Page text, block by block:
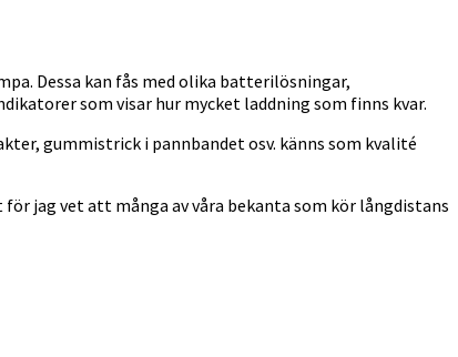
Dessa kan fås med olika batterilösningar,
som visar hur mycket laddning som finns kvar.
gummistrick i pannbandet osv. känns som kvalité
jag vet att många av våra bekanta som kör långdistans